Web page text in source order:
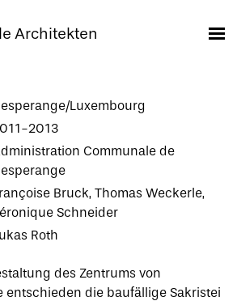
Architekten
Luxembourg
2013
Communale de
Bruck, Thomas Weckerle,
Schneider
Roth
des Zentrums von
entschieden die baufällige Sakristei